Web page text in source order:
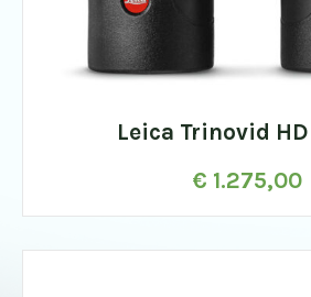
Leica Trinovid
€ 1.275,00